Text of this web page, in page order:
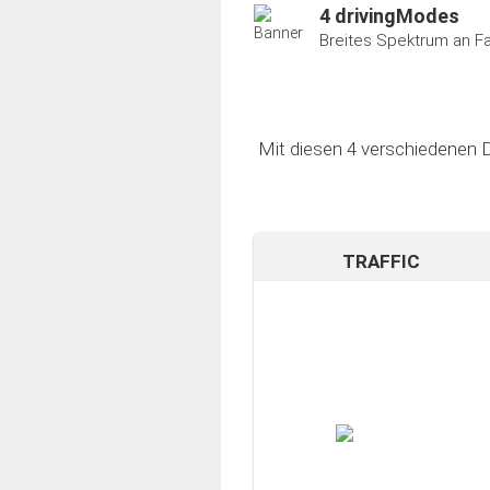
4 drivingModes
Breites Spektrum an
Mit diesen 4 verschiedenen
TRAFFIC